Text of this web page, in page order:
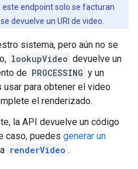
este endpoint solo se facturan
devuelve un URI de video.
sistema, pero aún no se
lookupVideo devuelve un
de PROCESSING y un
usar para obtener el video
el renderizado.
la API devuelve un código
caso, puedes generar un
renderVideo .